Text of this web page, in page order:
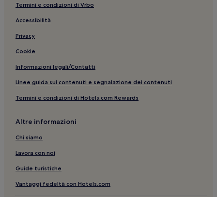
Parga: Ville
Spiaggia di Lichnos: Hotel sulla spiaggia nelle vicinanze
Baia di Odisseo: hotel nelle vicinanze
Parga: Hotel con colazione gratuita
Parga: Hotel per famiglie
Tsouknida: hotel
Ammoudia: hotel
Spiaggia di Lichnos: hotel nelle vicinanze
Spiaggia di Lichnos: Hotel con palestra nelle vicinanze
Fanari: hotel
Parga: hotel a 4 stelle
Parga: Aparthotel
Termini e condizioni di Vrbo
Accessibilità
Privacy
Cookie
Informazioni legali/Contatti
Linee guida sui contenuti e segnalazione dei contenuti
Termini e condizioni di Hotels.com Rewards
Altre informazioni
Chi siamo
Lavora con noi
Guide turistiche
Vantaggi fedeltà con Hotels.com